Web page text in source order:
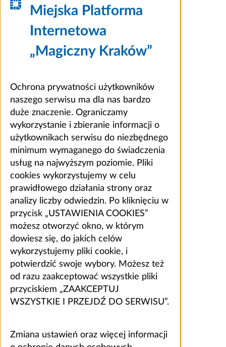
Miejska Platforma
Internetowa
„Magiczny Kraków”
Ochrona prywatności użytkowników
naszego serwisu ma dla nas bardzo
duże znaczenie. Ograniczamy
wykorzystanie i zbieranie informacji o
użytkownikach serwisu do niezbędnego
minimum wymaganego do świadczenia
usług na najwyższym poziomie. Pliki
cookies wykorzystujemy w celu
prawidłowego działania strony oraz
analizy liczby odwiedzin. Po kliknięciu w
przycisk „USTAWIENIA COOKIES”
możesz otworzyć okno, w którym
dowiesz się, do jakich celów
wykorzystujemy pliki cookie, i
potwierdzić swoje wybory. Możesz też
od razu zaakceptować wszystkie pliki
przyciskiem „ZAAKCEPTUJ
WSZYSTKIE I PRZEJDŹ DO SERWISU”.
Zmiana ustawień oraz więcej informacji